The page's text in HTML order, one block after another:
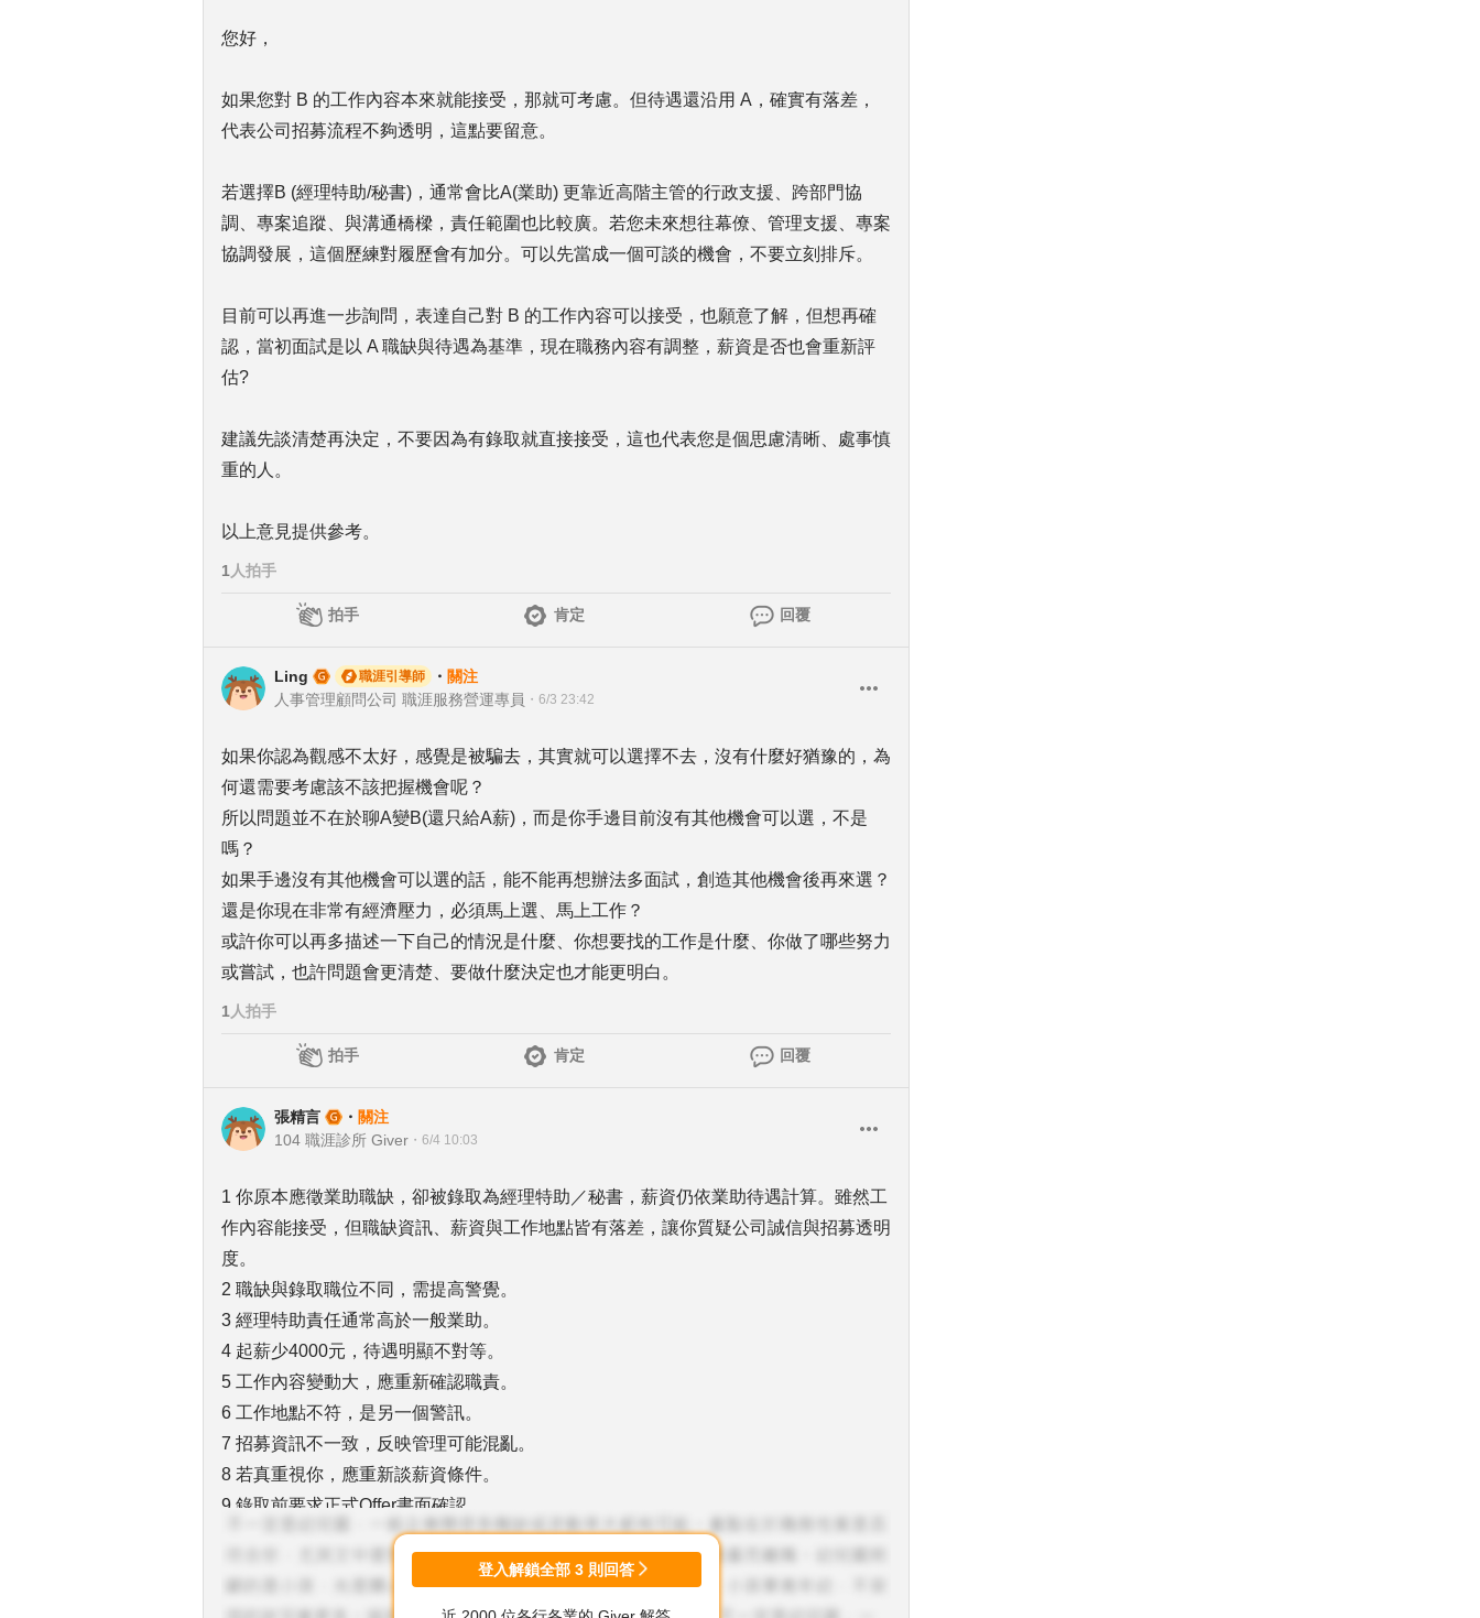
您好，
如果您對 B 的工作內容本來就能接受，那就可考慮。但待遇還沿用 A，確實有落差，
代表公司招募流程不夠透明，這點要留意。
若選擇B (經理特助/秘書)，通常會比A(業助) 更靠近高階主管的行政支援、跨部門協
調、專案追蹤、與溝通橋樑，責任範圍也比較廣。若您未來想往幕僚、管理支援、專案
協調發展，這個歷練對履歷會有加分。可以先當成一個可談的機會，不要立刻排斥。
目前可以再進一步詢問，表達自己對 B 的工作內容可以接受，也願意了解，但想再確
認，當初面試是以 A 職缺與待遇為基準，現在職務內容有調整，薪資是否也會重新評
估?
建議先談清楚再決定，不要因為有錄取就直接接受，這也代表您是個思慮清晰、處事慎
重的人。
以上意見提供參考。
1 人拍手
拍手 肯定 回覆
Ling 職涯引導師 ・ 關注
人事管理顧問公司 職涯服務營運專員 ・ 6/3 23:42
如果你認為觀感不太好，感覺是被騙去，其實就可以選擇不去，沒有什麼好猶豫的，為
何還需要考慮該不該把握機會呢？
所以問題並不在於聊A變B(還只給A薪)，而是你手邊目前沒有其他機會可以選，不是
嗎？
如果手邊沒有其他機會可以選的話，能不能再想辦法多面試，創造其他機會後再來選？
還是你現在非常有經濟壓力，必須馬上選、馬上工作？
或許你可以再多描述一下自己的情況是什麼、你想要找的工作是什麼、你做了哪些努力
或嘗試，也許問題會更清楚、要做什麼決定也才能更明白。
1 人拍手
拍手 肯定 回覆
張精言 ・ 關注
104 職涯診所 Giver ・ 6/4 10:03
1 你原本應徵業助職缺，卻被錄取為經理特助／秘書，薪資仍依業助待遇計算。雖然工
作內容能接受，但職缺資訊、薪資與工作地點皆有落差，讓你質疑公司誠信與招募透明
度。
2 職缺與錄取職位不同，需提高警覺。
3 經理特助責任通常高於一般業助。
4 起薪少4000元，待遇明顯不對等。
5 工作內容變動大，應重新確認職責。
6 工作地點不符，是另一個警訊。
7 招募資訊不一致，反映管理可能混亂。
8 若真重視你，應重新談薪資條件。
9 錄取前要求正式Offer書面確認。
10 確認未來考核標準與升遷制度。
11 若目前有其他選擇，不必急著接受。
12 祝福你。
登入解鎖全部 3 則回答